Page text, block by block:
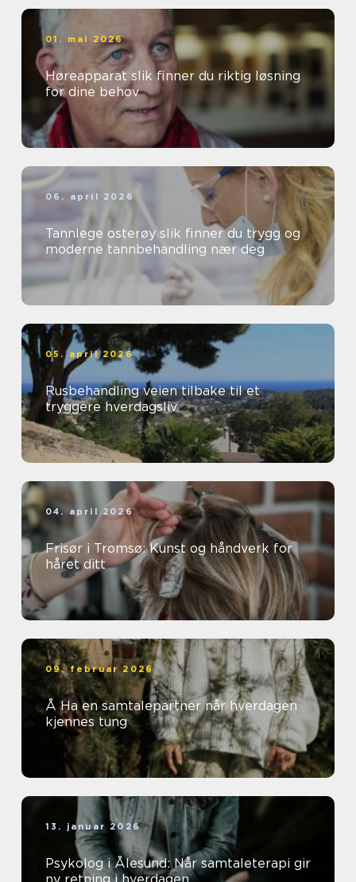
01. mai 2026
Høreapparat slik finner du riktig løsning
for dine behov
06. april 2026
Tannlege osterøy slik finner du trygg og
moderne tannbehandling nær deg
05. april 2026
Rusbehandling veien tilbake til et
tryggere hverdagsliv
04. april 2026
Frisør i Tromsø: Kunst og håndverk for
håret ditt
09. februar 2026
Å Ha en samtalepartner når hverdagen
kjennes tung
13. januar 2026
Psykolog i Ålesund: Når samtaleterapi gir